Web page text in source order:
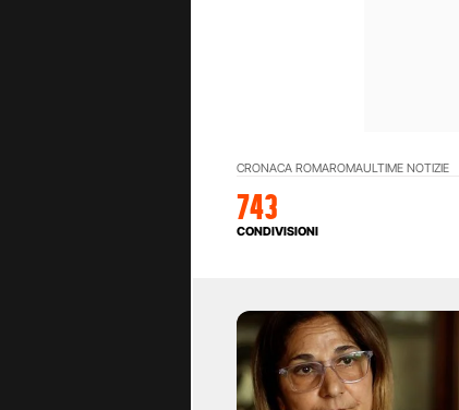
CRONACA ROMAROMAULTIME NOTIZIE
743
CONDIVISIONI